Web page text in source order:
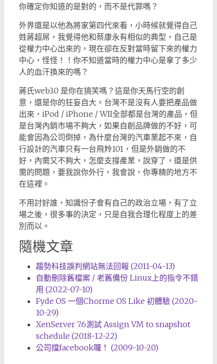
你確定你知道的是對的，而不是代罪嗎？
外界還是以他為將家第四代來看，小時候就覺得自己
姓蔣超屌，我覺得他和蔡康永有相似的典型，自己是
從權力中心出來的，現在卻在反對當時留下來的權力
中心，怪怪！！你不知道當時的權力中心是拿了多少
人的血汗換來的嗎？
蔣氏web3.0 是你在搞笑嗎？這是你天馬行空的創
意，還是你的狂妄自大。台灣不是沒有人要把產品做
出來，iPod / iPhone / WII全部都是台灣的產品，但
是台灣內銷市場不夠大，如果自創品牌做的不好，可
能會因為公司倒掉，為什麼台灣的汽車業起不來，自
行設計的汽車只有一台飛羚101，但是外銷做的不
好，內需又不夠大，怎麼支撐產業，說穿了，還是供
需的問題，要我說你外行，我會說，你專精的地方不
在這裡。
不用討好誰，知識份子會有自己的政治立場，有了立
場之後，很多事的決定，只是自我合理化程度上的差
別而以。
隨機文章
趨勢科技誤判網站無法回報 (2011-04-13)
自動刪除舊檔案 / 老舊備份 Linux上的指令不錯
用 (2022-07-10)
Fyde OS 一個Chorme OS Like 初體驗 (2020-
10-29)
XenServer 7.6測試 Assign VM to snapshot
schedule (2018-12-22)
公司擋facebook囉！ (2009-10-20)